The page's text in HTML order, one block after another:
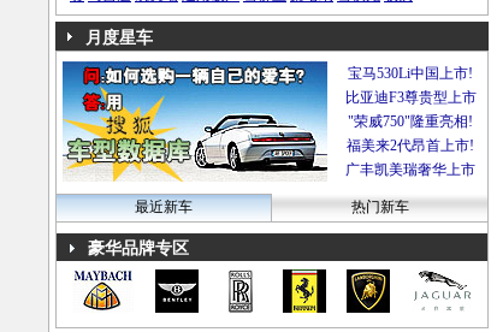
月度星车
宝马530Li中国上市!
比亚迪F3尊贵型上市
"荣威750"隆重亮相!
福美来2代昂首上市!
广丰凯美瑞奢华上市
最近新车 热门新车
豪华品牌专区